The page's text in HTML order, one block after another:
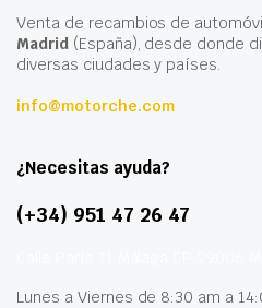
Venta de recambios de
Madrid(España), desde donde
diversas ciudades y países.
info@motorche.com
¿Necesitas ayuda?
(+34) 951 47 26 47
Lunes a Viernes de 8:30 am a